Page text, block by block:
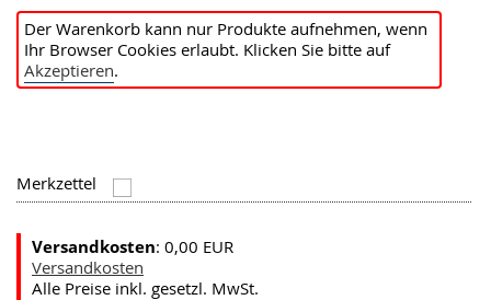
Der Warenkorb kann nur Produkte aufnehmen, wenn
Ihr Browser Cookies erlaubt. Klicken Sie bitte auf
Akzeptieren.
Merkzettel
Versandkosten: 0,00 EUR
Versandkosten
Alle Preise inkl. gesetzl. MwSt.